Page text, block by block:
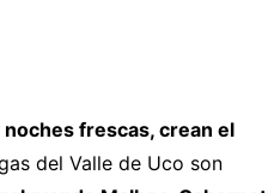
frescas, crean el
del Valle de Uco son